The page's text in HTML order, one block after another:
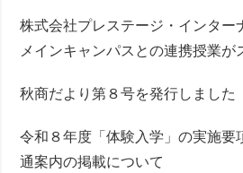
株式会社プレステージ・インター
メインキャンパスとの連携授業が
秋商だより第８号を発行しました
令和８年度「体験入学」の実施要
通案内の掲載について